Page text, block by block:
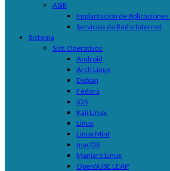
ASIR
Implantación de
Servicios de Red e Internet
Sistema
Sist. Operativos
Android
Arch Linux
Debian
Fedora
iOS
Kali Linux
Linux
Linux Mint
macOS
Manjaro Linux
OpenSUSE LEAP